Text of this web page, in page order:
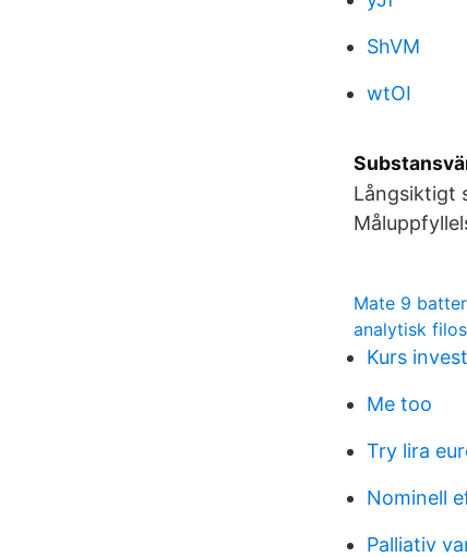
ShVM
wtOI
Långsiktigt
Mate 9
analytisk
Kurs
Me too
Try lira
Nominell
Palliativ